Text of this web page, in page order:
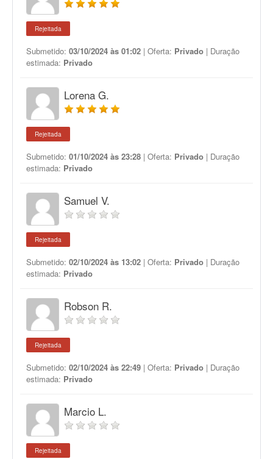
Rejeitada
Submetido: 03/10/2024 às 01:02 | Oferta: Privado | Duração
estimada: Privado
Lorena G.
Rejeitada
Submetido: 01/10/2024 às 23:28 | Oferta: Privado | Duração
estimada: Privado
Samuel V.
Rejeitada
Submetido: 02/10/2024 às 13:02 | Oferta: Privado | Duração
estimada: Privado
Robson R.
Rejeitada
Submetido: 02/10/2024 às 22:49 | Oferta: Privado | Duração
estimada: Privado
Marcio L.
Rejeitada